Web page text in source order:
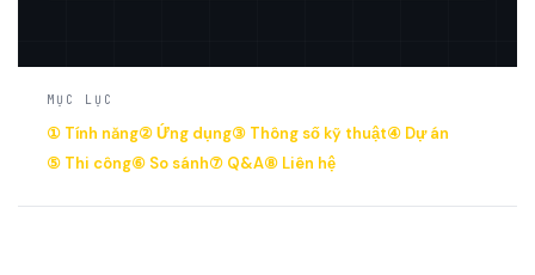
MỤC LỤC
① Tính năng② Ứng dụng③ Thông số kỹ thuật④ Dự án
⑤ Thi công⑥ So sánh⑦ Q&A⑧ Liên hệ